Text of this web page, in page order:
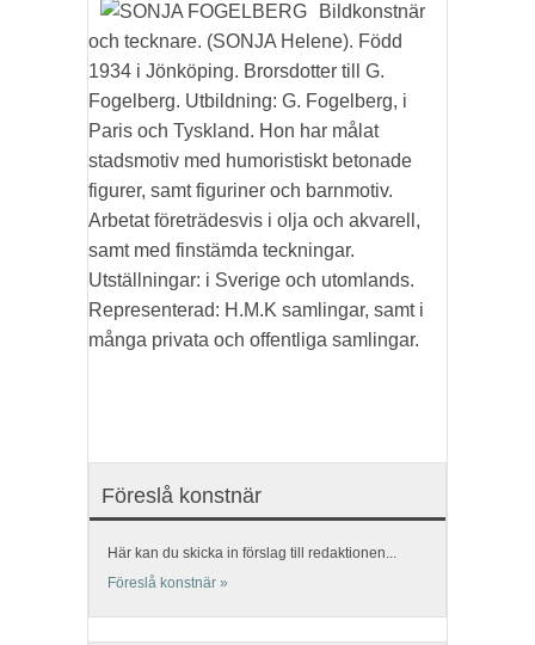
Bildkonstnär
och tecknare. (SONJA Helene). Född
1934 i Jönköping. Brorsdotter till G.
Fogelberg. Utbildning: G. Fogelberg, i
Paris och Tyskland. Hon har målat
stadsmotiv med humoristiskt betonade
figurer, samt figuriner och barnmotiv.
Arbetat företrädesvis i olja och akvarell,
samt med finstämda teckningar.
Utställningar: i Sverige och utomlands.
Representerad: H.M.K samlingar, samt i
många privata och offentliga samlingar.
Föreslå konstnär
Här kan du skicka in förslag till redaktionen...
Föreslå konstnär »